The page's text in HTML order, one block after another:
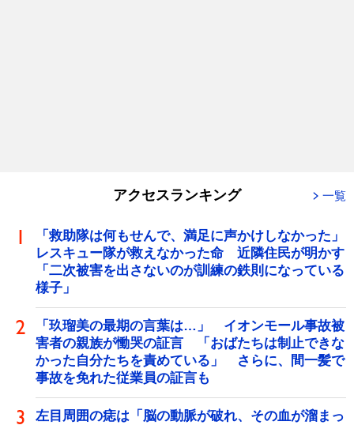
アクセスランキング 一覧
「救助隊は何もせんで、満足に声かけしなかった」
レスキュー隊が救えなかった命 近隣住民が明かす
「二次被害を出さないのが訓練の鉄則になっている
様子」
「玖瑠美の最期の言葉は…」 イオンモール事故被
害者の親族が慟哭の証言 「おばたちは制止できな
かった自分たちを責めている」 さらに、間一髪で
事故を免れた従業員の証言も
左目周囲の痣は「脳の動脈が破れ、その血が溜まっ